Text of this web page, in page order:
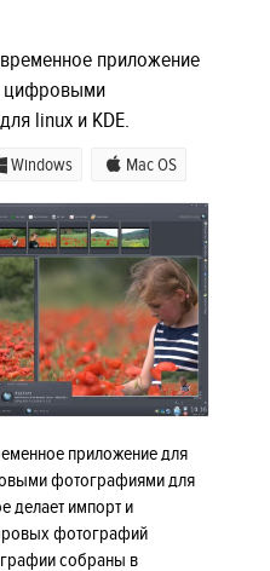
приложение
цифровыми
linux и KDE.
Windows Mac OS
приложение для
фотографиями для
делает импорт и
фотографий
собраны в